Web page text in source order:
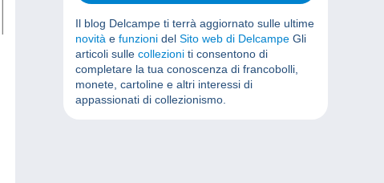
Il blog Delcampe ti terrà aggiornato sulle ultime
novità e funzioni del Sito web di Delcampe Gli
articoli sulle collezioni ti consentono di
completare la tua conoscenza di francobolli,
monete, cartoline e altri interessi di
appassionati di collezionismo.